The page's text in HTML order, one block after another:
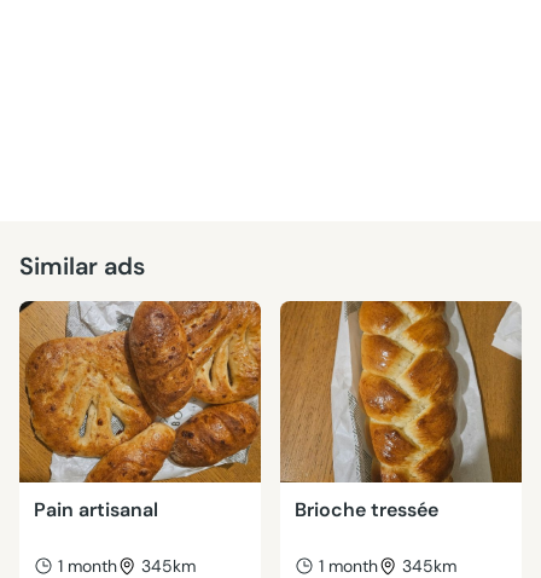
Similar ads
Pain artisanal
1 month 345km
Brioche tressée
1 month 345km